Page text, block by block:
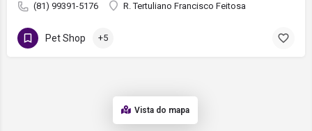
(81) 99391-5176 R. Tertuliano Francisco Feitosa
Pet Shop +5
Vista do mapa